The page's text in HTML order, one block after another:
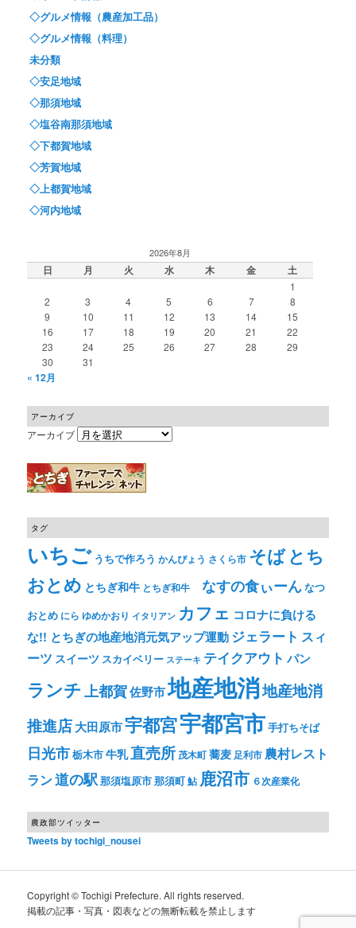
◇グルメ情報（農産加工品）
◇グルメ情報（料理）
未分類
◇安足地域
◇那須地域
◇塩谷南那須地域
◇下都賀地域
◇芳賀地域
◇上都賀地域
◇河内地域
2026年8月
日 月 火 水 木 金 土
1
2
3 4 5 6 7
8
9
10 11 12 13 14
15
16
17 18 19 20 21
22
23
24 25 26 27 28
29
30
31
« 12月
アーカイブ
アーカイブ
タグ
いちご うちで作ろう かんぴょう さくら市 そばとち
おとめ とちぎ和牛 とちぎ和牛 なすの食ぃーんなつ
おとめ にら ゆめかおり イタリアン カフェ コロナに負ける
な!! とちぎの地産地消元気アップ運動ジェラート スィ
ーツ スイーツ スカイベリー ステーキ テイクアウト パン
ランチ上都賀佐野市地産地消地産地消
推進店大田原市宇都宮宇都宮市手打ちそば
日光市栃木市牛乳直売所 茂木町蕎麦 足利市 農村レスト
ラン道の駅那須塩原市那須町鮎 鹿沼市 ６次産業化
農政部ツイッター
Tweets by tochigi_nousei
Copyright © Tochigi Prefecture. All rights reserved.
掲載の記事・写真・図表などの無断転載を禁止します